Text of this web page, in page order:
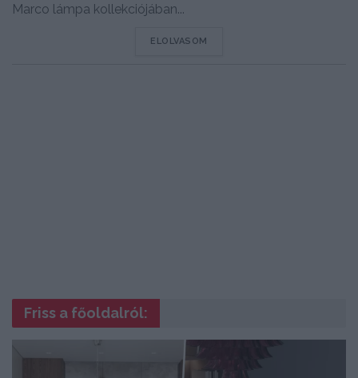
Marco lámpa kollekciójában...
ELOLVASOM
Friss a főoldalról: